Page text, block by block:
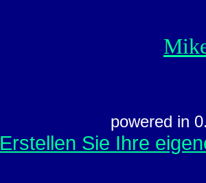
powered in
Erstellen Sie Ihre